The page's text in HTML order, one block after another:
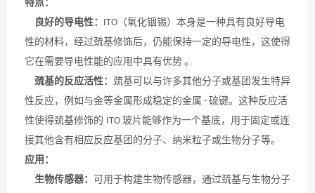
特点：
良好的导电性： ITO （氧化铟锡）本身是一种具有良好导电
性的材料，经过巯基修饰后，仍能保持一定的导电性，这使得
它在需要导电性能的应用中具有优势 。
巯基的反应活性： 巯基可以与许多其他分子或基团发生特异
性反应，例如与金等金属形成稳定的金属 - 硫键。这种反应活
性使得巯基修饰的 ITO 玻片能够作为一个基底，用于固定或连
接其他含有相应反应基团的分子、纳米粒子或生物分子等。
应用：
生物传感器：
可用于构建生物传感器，通过巯基与生物分子